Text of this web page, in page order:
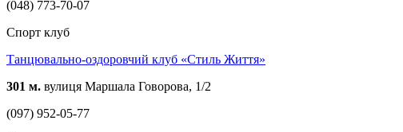
(048) 773-70-07
Спорт клуб
Танцювально-оздоровчий клуб «Стиль Життя»
301 м. вулиця Маршала Говорова, 1/2
(097) 952-05-77